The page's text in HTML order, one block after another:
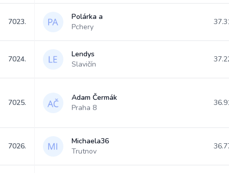
7023.
Polárka a
Pchery
7024.
Lendys
Slavičín
7025.
Adam Čermák
Praha 8
7026.
Michaela36
Trutnov